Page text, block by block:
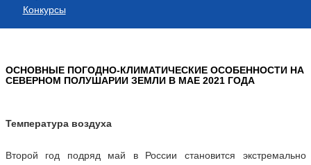
Конкурсы
ОСНОВНЫЕ ПОГОДНО-КЛИМАТИЧЕСКИЕ ОСОБЕННОСТИ НА
СЕВЕРНОМ ПОЛУШАРИИ ЗЕМЛИ В МАЕ 2021 ГОДА
Температура воздуха
Второй год подряд май в России становится экстремально